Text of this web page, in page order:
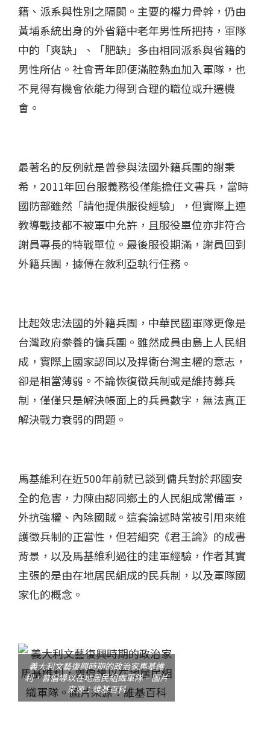
籍、派系與性別之隔閡。主要的權力骨幹，仍由
黃埔系統出身的外省籍中老年男性所把持，軍隊
中的「爽缺」、「肥缺」多由相同派系與省籍的
男性所佔。社會青年即便滿腔熱血加入軍隊，也
不見得有機會依能力得到合理的職位或升遷機
會。
最著名的反例就是曾參與法國外籍兵團的謝秉
希，2011年回台服義務役僅能擔任文書兵，當時
國防部雖然「請他提供服役經驗」，但實際上連
教導戰技都不被軍中允許，且服役單位亦非符合
謝員專長的特戰單位。最後服役期滿，謝員回到
外籍兵團，據傳在敘利亞執行任務。
比起效忠法國的外籍兵團，中華民國軍隊更像是
台灣政府豢養的傭兵團。雖然成員由島上人民組
成，實際上國家認同以及捍衛台灣主權的意志，
卻是相當薄弱。不論恢復徵兵制或是維持募兵
制，僅僅只是解決帳面上的兵員數字，無法真正
解決戰力衰弱的問題。
馬基維利在近500年前就已談到傭兵對於邦國安
全的危害，力陳由認同鄉土的人民組成常備軍，
外抗強權、內除國賊。這套論述時常被引用來維
護徵兵制的正當性，但若細究《君王論》的成書
背景，以及馬基維利過往的建軍經驗，作者其實
主張的是由在地居民組成的民兵制，以及軍隊國
家化的概念。
義大利文藝復興時期的政治家馬基維
利，曾倡導以在地居民組織軍隊。圖片
來源：維基百科